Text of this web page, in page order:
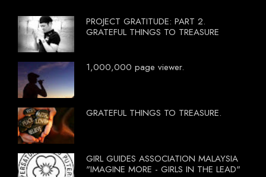
PROJECT GRATITUDE: PART 2.
GRATEFUL THINGS TO TREASURE
1,000,000 page viewer.
GRATEFUL THINGS TO TREASURE.
GIRL GUIDES ASSOCIATION MALAYSIA
"IMAGINE MORE - GIRLS IN THE LEAD"